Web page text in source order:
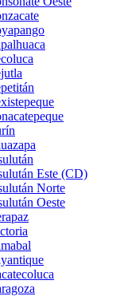
Este (CD)
Norte
Oeste